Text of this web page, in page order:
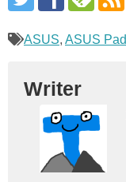
ASUS, ASUS Pad
Writer